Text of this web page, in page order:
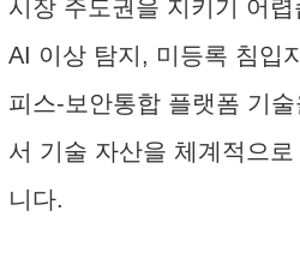
시장 주도권을 지키기 어
AI 이상 탐지, 미등록 침입
피스-보안통합 플랫폼 기
서 기술 자산을 체계적으
니다.